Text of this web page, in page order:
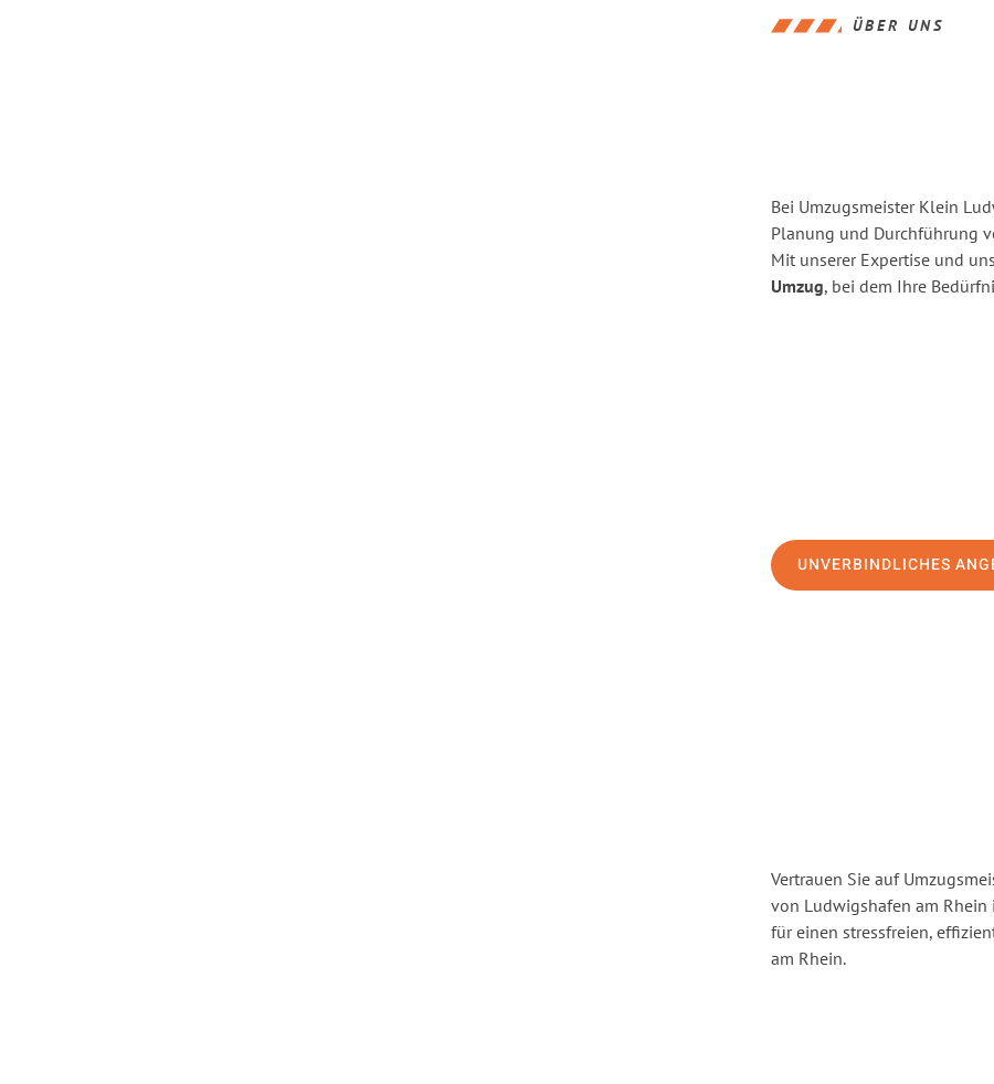
ÜBER UNS
Bei Umzugsmeister Klein
Planung und Durchführung
Mit unserer Expertise und
Umzug, bei dem Ihre
UNVERBINDLICHES
Vertrauen Sie auf
von Ludwigshafen am Rhein
für einen stressfreien,
am Rhein.